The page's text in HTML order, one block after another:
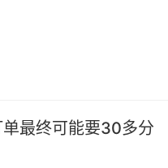
单最终可能要30多分